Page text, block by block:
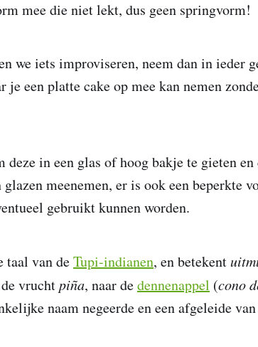
mee die niet lekt, dus geen springvorm!
we iets improviseren, neem dan in ieder
een platte cake op mee kan nemen
deze in een glas of hoog bakje te gieten
meenemen, er is ook een beperkte
gebruikt kunnen worden.
taal van deTupi-indianen, en betekent
vruchtpiña, naar dedennenappel (cono
naam negeerde en een afgeleide